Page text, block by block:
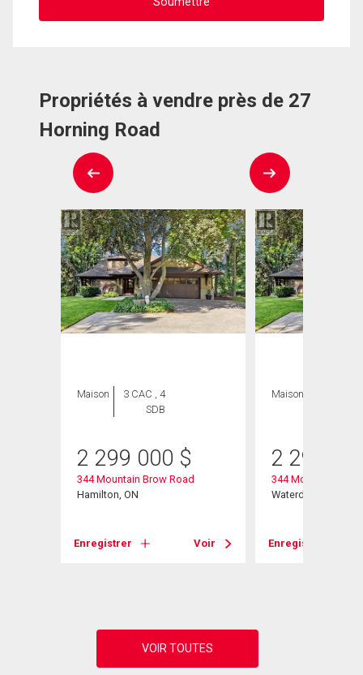
Propriétés à vendre près de 27
Horning Road
Maison
3 CAC , 4
SDB
2 299 000 $
344 Mountain Brow Road
Hamilton, ON
Enregistrer Voir
Maison
2 299
344 Mountain
Waterdown, ON
Enregistrer